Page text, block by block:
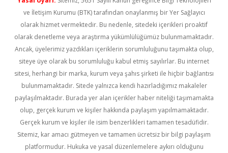
ve İletişim Kurumu (BTK) tarafından onaylanmış bir Yer Sağlayıcı
olarak hizmet vermektedir. Bu nedenle, sitedeki içerikleri proaktif
olarak denetleme veya araştırma yükümlülüğümüz bulunmamaktadır.
Ancak, üyelerimiz yazdıkları içeriklerin sorumluluğunu taşımakta olup,
siteye üye olarak bu sorumluluğu kabul etmiş sayılırlar. Bu internet
sitesi, herhangi bir marka, kurum veya şahıs şirketi ile hiçbir bağlantısı
bulunmamaktadır. Sitede yalnızca kendi hazırladığımız makaleler
paylaşılmaktadır. Burada yer alan içerikler haber niteliği taşımamakta
olup, gerçek kurum ve kişiler hakkında paylaşım yapılmamaktadır.
Gerçek kurum ve kişiler ile isim benzerlikleri tamamen tesadüfidir.
Sitemiz, kar amacı gütmeyen ve tamamen ücretsiz bir bilgi paylaşım
platformudur. Hukuka ve yasal düzenlemelere aykırı olduğunu